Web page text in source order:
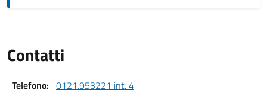
Contatti
Telefono: 0121.953221 int. 4